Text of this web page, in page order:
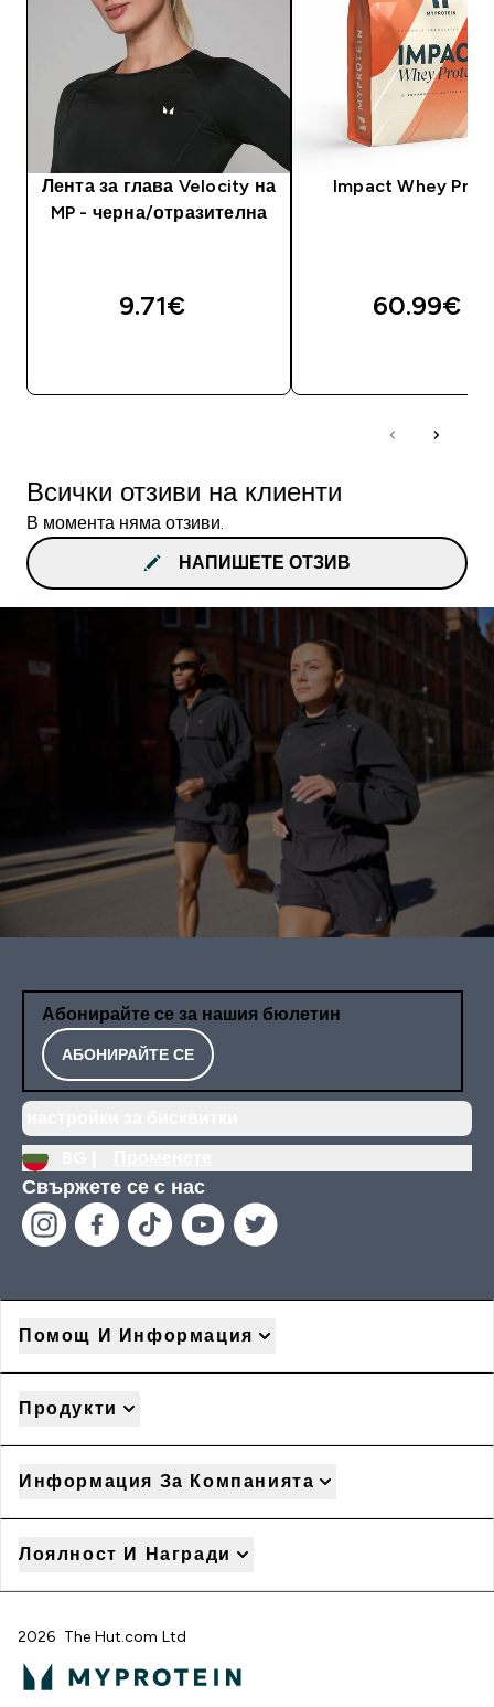
Лента за глава Velocity на
MP - черна/отразителна
9.71€‎
Impact Whey
60.99€‎
Всички отзиви на клиенти
В момента няма отзиви.
НАПИШЕТЕ ОТЗИВ
Абонирайте се за нашия бюлетин
АБОНИРАЙТЕ СЕ
Свържете се с нас
Помощ И Информация
Продукти
Информация За Компанията
Лоялност И Награди
2026 The Hut.com Ltd